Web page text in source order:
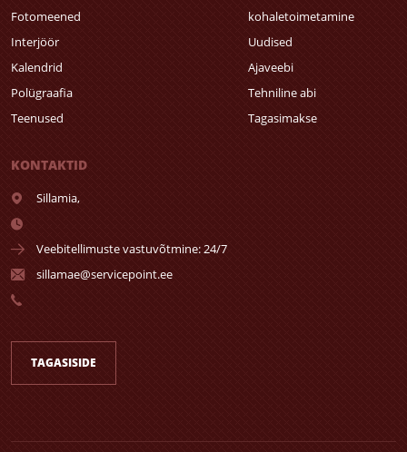
Fotomeened
Interjöör
Kalendrid
Polügraafia
Teenused
kohaletoimetamine
Uudised
Ajaveebi
Tehniline abi
Tagasimakse
KONTAKTID
Sillamia,
Veebitellimuste vastuvõtmine: 24/7
sillamae@servicepoint.ee
TAGASISIDE